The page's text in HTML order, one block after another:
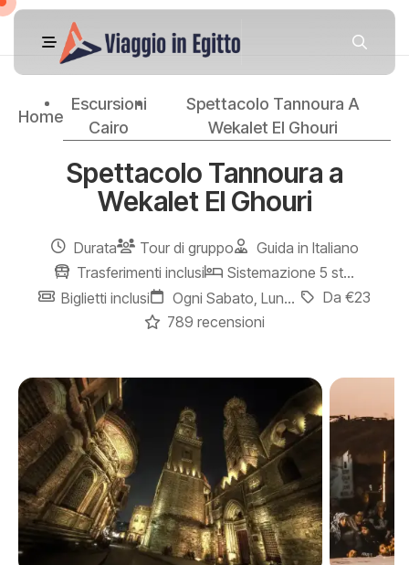
Home
Escursioni
Cairo
Spettacolo Tannoura A
Wekalet El Ghouri
Spettacolo Tannoura a
Wekalet El Ghouri
Durata Tour di gruppo
Guida in Italiano
Trasferimenti inclusi
Sistemazione 5 stelle
Biglietti inclusi
Ogni Sabato, Lunedì e Mercoledì
Da €23
789 recensioni